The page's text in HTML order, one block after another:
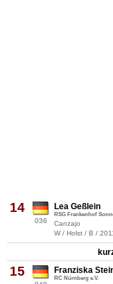
14
036
Lea Geßlein
RSG Frankenhof
Canzajo
W / Holst / B /
15 Franziska
RC Nürnberg e.V.